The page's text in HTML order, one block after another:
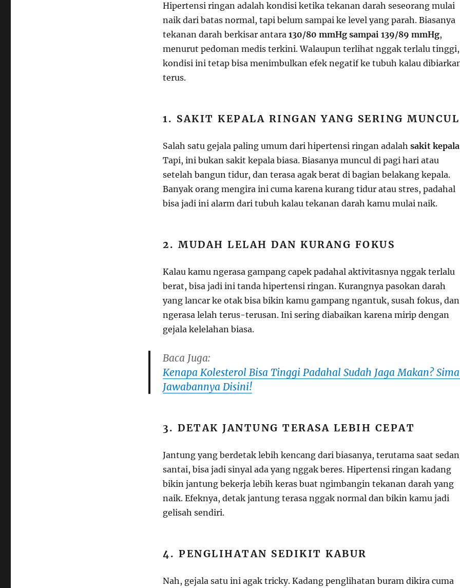
Hipertensi ringan adalah kondisi ketika tekanan darah seseorang mulai
naik dari batas normal, tapi belum sampai ke level yang parah. Biasanya
tekanan darah berkisar antara 130/80 mmHg sampai 139/89 mmHg,
menurut pedoman medis terkini. Walaupun terlihat nggak terlalu tinggi,
kondisi ini tetap bisa menimbulkan efek negatif ke tubuh kalau
terus.
1. SAKIT KEPALA RINGAN YANG SERING MUNCUL
Salah satu gejala paling umum dari hipertensi ringan adalah sakit kepala
Tapi, ini bukan sakit kepala biasa. Biasanya muncul di pagi hari atau
setelah bangun tidur, dan terasa agak berat di bagian belakang kepala.
Banyak orang mengira ini cuma karena kurang tidur atau stres, padahal
bisa jadi ini alarm dari tubuh kalau tekanan darah kamu mulai naik.
2. MUDAH LELAH DAN KURANG FOKUS
Kalau kamu ngerasa gampang capek padahal aktivitasnya nggak terlalu
berat, bisa jadi ini tanda hipertensi ringan. Kurangnya pasokan darah
yang lancar ke otak bisa bikin kamu gampang ngantuk, susah fokus, dan
ngerasa lelah terus-terusan. Ini sering diabaikan karena mirip dengan
gejala kelelahan biasa.
Baca Juga:
Kenapa Kolesterol Bisa Tinggi Padahal Sudah Jaga Makan?
Jawabannya Disini!
3. DETAK JANTUNG TERASA LEBIH CEPAT
Jantung yang berdetak lebih kencang dari biasanya, terutama saat
santai, bisa jadi sinyal ada yang nggak beres. Hipertensi ringan kadang
bikin jantung bekerja lebih keras buat ngimbangin tekanan darah yang
naik. Efeknya, detak jantung terasa nggak normal dan bikin kamu jadi
gelisah sendiri.
4. PENGLIHATAN SEDIKIT KABUR
Nah, gejala satu ini agak tricky. Kadang penglihatan buram dikira cuma